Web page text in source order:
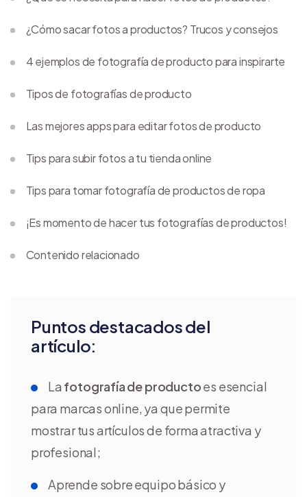
Puntos destacados del
artículo:
La fotografía de productoes esencial
para marcas online, ya que permite
mostrar tus artículos de forma atractiva y
profesional;
Aprende sobre equipo básico y
¿Cómo sacar fotos a productos? Trucos y consejos
4 ejemplos de fotografía de producto para inspirarte
Tipos de fotografías de producto
Las mejores apps para editar fotos de producto
Tips para subir fotos a tu tienda online
Tips para tomar fotografía de productos de ropa
¡Es momento de hacer tus fotografías de productos!
Contenido relacionado